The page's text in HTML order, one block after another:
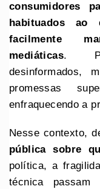
consumidores
habituados ao
facilmente
mediáticas.
desinformados,
promessas
enfraquecendo a
Nesse contexto,
pública sobre
política, a
técnica